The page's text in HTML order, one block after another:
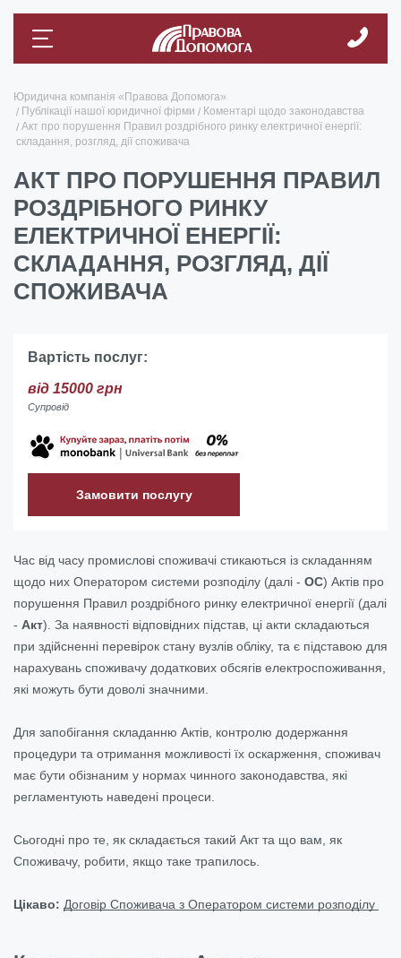
Юридична компанія «Правова Допомога»
Публікації нашої юридичної фірми
Коментарі щодо законодавства
Акт про порушення Правил роздрібного ринку електричної енергії:
складання, розгляд, дії споживача
АКТ ПРО ПОРУШЕННЯ ПРАВИЛ
РОЗДРІБНОГО РИНКУ
ЕЛЕКТРИЧНОЇ ЕНЕРГІЇ:
СКЛАДАННЯ, РОЗГЛЯД, ДІЇ
СПОЖИВАЧА
Вартість послуг:
від 15000 грн
Супровід
Замовити послугу
Час від часу промислові споживачі стикаються із складанням
щодо них Оператором системи розподілу (далі - ОС) Актів про
порушення Правил роздрібного ринку електричної енергії (далі
- Акт). За наявності відповідних підстав, ці акти складаються
при здійсненні перевірок стану вузлів обліку, та є підставою для
нарахувань споживачу додаткових обсягів електроспоживання,
які можуть бути доволі значними.
Для запобігання складанню Актів, контролю додержання
процедури та отримання можливості їх оскарження, споживач
має бути обізнаним у нормах чинного законодавства, які
регламентують наведені процеси.
Сьогодні про те, як складається такий Акт та що вам, як
Споживачу, робити, якщо таке трапилось.
Цікаво: Договір Споживача з Оператором системи розподілу